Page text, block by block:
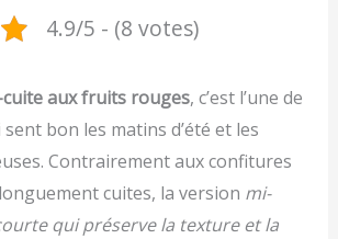
4.9/5 - (8 votes)
aux fruits rouges, c’est l’une de
bon les matins d’été et les
Contrairement aux confitures
cuites, la version mi-
qui préserve la texture et la